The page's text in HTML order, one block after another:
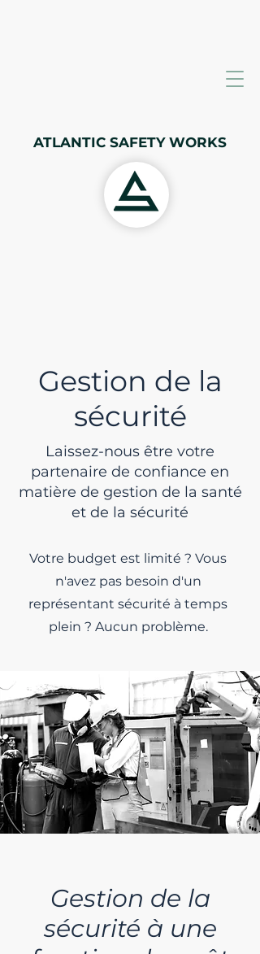
ATLANTIC SAFETY WORKS
Gestion de la
sécurité
Laissez-nous être votre
partenaire de confiance en
matière de gestion de la santé
et de la sécurité
Votre budget est limité ? Vous
n'avez pas besoin d'un
représentant sécurité à temps
plein ? Aucun problème.
Gestion de la
sécurité à une